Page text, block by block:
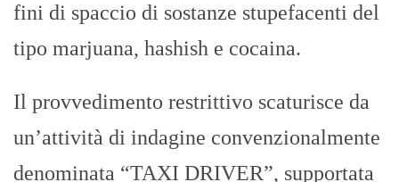
fini di spaccio di sostanze stupefacenti del
tipo marjuana, hashish e cocaina.
Il provvedimento restrittivo scaturisce da
un’attività di indagine convenzionalmente
denominata “TAXI DRIVER”, supportata